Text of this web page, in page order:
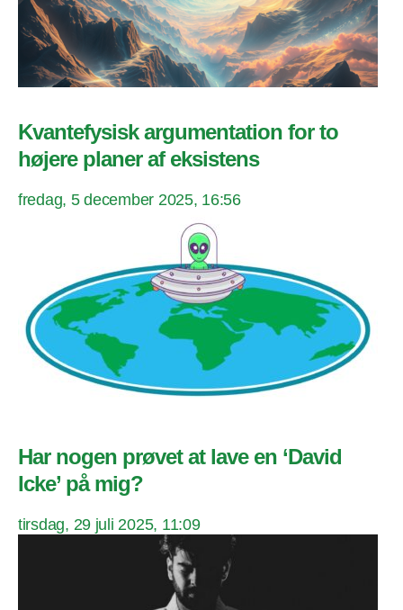
Kvantefysisk argumentation for to
højere planer af eksistens
fredag, 5 december 2025, 16:56
Har nogen prøvet at lave en ‘David
Icke’ på mig?
tirsdag, 29 juli 2025, 11:09